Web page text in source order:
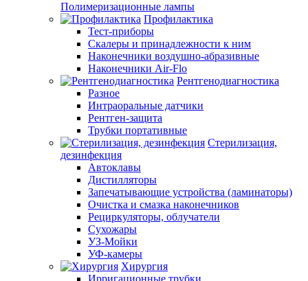
Полимеризационные лампы
Профилактика
Тест-приборы
Скалеры и принадлежности к ним
Наконечники воздушно-абразивные
Наконечники Air-Flo
Рентгенодиагностика
Разное
Интраоральные датчики
Рентген-защита
Трубки портативные
Стерилизация,
дезинфекция
Автоклавы
Дистилляторы
Запечатывающие устройства (ламинаторы)
Очистка и смазка наконечников
Рециркуляторы, облучатели
Сухожары
УЗ-Мойки
УФ-камеры
Хирургия
Ирригационные трубки